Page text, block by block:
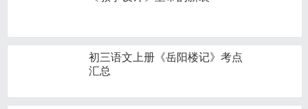
初三语文上册《岳阳楼记​》考点
汇总